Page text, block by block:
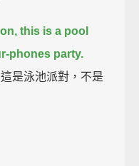
this is a pool
phones party.
是泳池派對，不是